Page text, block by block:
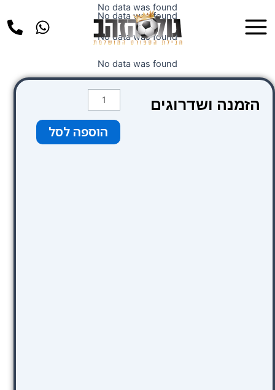
לתוכן
Menu
No data was found
No data was found
No data was found
No data was found
הזמנה ושדרוגים
כמות
של
Mercure
London
הוספה לסל